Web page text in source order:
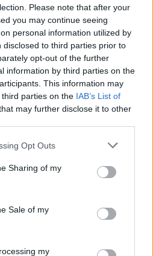
Please note that after your
you may continue seeing
personal information utilized by
to third parties prior to
opt-out of the further
information by third parties on the
This information may
parties on the IAB’s List of
may further disclose it to other
app uses one or more Google
behaviour. You may click to
and its third-party tags to
purposes in below Google
Opt Outs
Sharing of my
Sale of my
my
είχαν πολλά να πουν και
τα κοινά παιδικά τους
ίδια γειτονιά. Ο δήμαρχος
στις προσπάθειες που
για την ανάπτυξη του Δήμου
Ελπιδοφόρος, πάντως, χάρηκε
του φίλο, ενώ έσπευσε να
όπως και άλλους δημάρχους
επίσκεψή του στις ΗΠΑ ως
Αμερικής.
που προβλέπεται εντός
τον λίθο στην ΚΕΔΕ έριξε ο